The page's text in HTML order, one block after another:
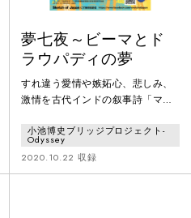
夢七夜～ビーマとド
ラウパディの夢
すれ違う愛情や嫉妬心、悲しみ、
激情を古代インドの叙事詩「マハ
らビーマとドラウパディという特
徴的な人物を取り出し、古今東西
に通じる男女の心の機微を、夏目
小池博史ブリッジプロジェクト-
Odyssey
2020.10.22 収録